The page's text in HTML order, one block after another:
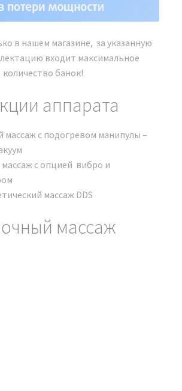
в нашем магазине, за указанную
входит максимальное
количество банок!
аппарата
массаж с подогревом манипулы –
с опцией вибро и
массаж DDS
массаж